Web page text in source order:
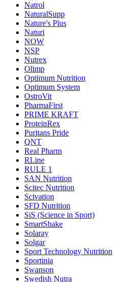
Natrol
NaturalSupp
Nature's Plus
Naturi
NOW
NSP
Nutrex
Olimp
Optimum Nutrition
Optimum System
OstroVit
PharmaFirst
PRIME KRAFT
ProteinRex
Puritans Pride
QNT
Real Pharm
RLine
RULE 1
SAN Nutrition
Scitec Nutrition
Scivation
SFD Nutrition
SiS (Science in Sport)
SmartShake
Solaray
Solgar
Sport Technology Nutrition
Sportinia
Swanson
Swedish Nutra